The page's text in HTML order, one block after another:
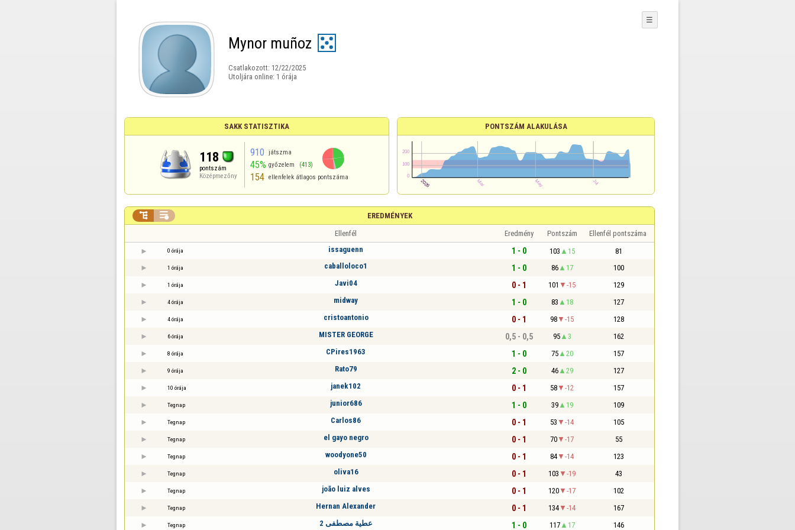
Mynor muñoz
Csatlakozott: 12/22/2025
Utoljára online: 1 órája
☰
SAKK STATISZTIKA
118
pontszám
Középmezőny
910 játszma
45% győzelem (413)
154 ellenfelek átlagos pontszáma
PONTSZÁM ALAKULÁSA
EREDMÉNYEK
 
Ellenfél Eredmény Pontszám Ellenfél pontszáma
0 órája issaguenn 1 - 0 103 15 81
1 órája caballoloco1 1 - 0 86 17 100
1 órája Javi04 0 - 1 101 -15 129
4 órája midway 1 - 0 83 18 127
4 órája cristoantonio 0 - 1 98 -15 128
6 órája MISTER GEORGE 0,5 - 0,5 95 3 162
8 órája CPires1963 1 - 0 75 20 157
9 órája Rato79 2 - 0 46 29 127
10 órája janek102 0 - 1 58 -12 157
Tegnap junior686 1 - 0 39 19 109
Tegnap Carlos86 0 - 1 53 -14 105
Tegnap el gayo negro 0 - 1 70 -17 55
Tegnap woodyone50 0 - 1 84 -14 123
Tegnap oliva16 0 - 1 103 -19 43
Tegnap joão luiz alves 0 - 1 120 -17 102
Tegnap Hernan Alexander 0 - 1 134 -14 167
Tegnap عطية مصطفى 2 1 - 0 117 17 146